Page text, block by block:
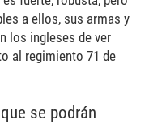
a ellos, sus armas y
los ingleses de ver
al regimiento 71 de
se podrán